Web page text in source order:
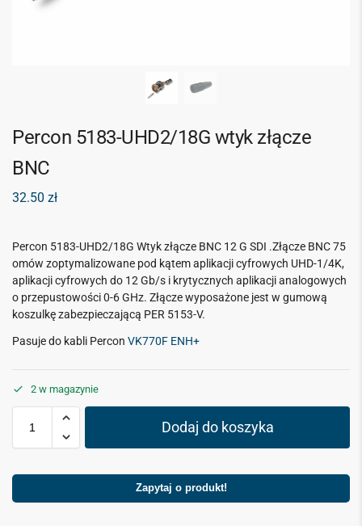
Percon 5183-UHD2/18G wtyk złącze
BNC
32.50 zł
Percon 5183-UHD2/18G Wtyk złącze BNC 12 G SDI .Złącze BNC 75
omów zoptymalizowane pod kątem aplikacji cyfrowych UHD-1/4K,
aplikacji cyfrowych do 12 Gb/s i krytycznych aplikacji analogowych
o przepustowości 0-6 GHz. Złącze wyposażone jest w gumową
koszulkę zabezpieczającą PER 5153-V.
Pasuje do kabli Percon VK770F ENH+
2 w magazynie
Dodaj do koszyka
Zapytaj o produkt!